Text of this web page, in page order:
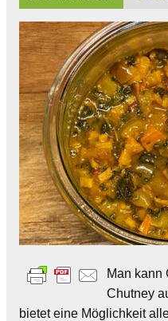
Man kann
Chutney
bietet eine Möglichkeit